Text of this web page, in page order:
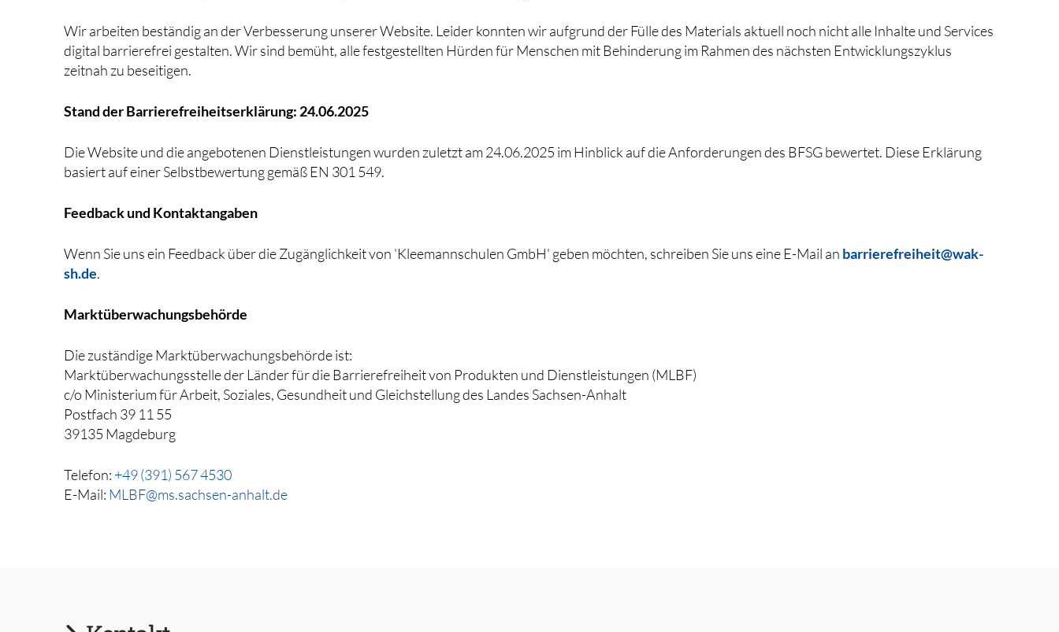
Wir arbeiten beständig an der Verbesserung unserer Website. Leider konnten wir aufgrund der Fülle des Materials aktuell noch nicht alle Inhalte und Services
digital barrierefrei gestalten. Wir sind bemüht, alle festgestellten Hürden für Menschen mit Behinderung im Rahmen des nächsten Entwicklungszyklus
zeitnah zu beseitigen.
Stand der Barrierefreiheitserklärung: 24.06.2025
Die Website und die angebotenen Dienstleistungen wurden zuletzt am 24.06.2025 im Hinblick auf die Anforderungen des BFSG bewertet. Diese Erklärung
basiert auf einer Selbstbewertung gemäß EN 301 549.
Feedback und Kontaktangaben
Wenn Sie uns ein Feedback über die Zugänglichkeit von 'Kleemannschulen GmbH' geben möchten, schreiben Sie uns eine E-Mail an barrierefreiheit@wak-
sh.de.
Marktüberwachungsbehörde
Die zuständige Marktüberwachungsbehörde ist:
Marktüberwachungsstelle der Länder für die Barrierefreiheit von Produkten und Dienstleistungen (MLBF)
c/o Ministerium für Arbeit, Soziales, Gesundheit und Gleichstellung des Landes Sachsen-Anhalt
Postfach 39 11 55
39135 Magdeburg
Telefon: +49 (391) 567 4530
E-Mail: MLBF@ms.sachsen-anhalt.de